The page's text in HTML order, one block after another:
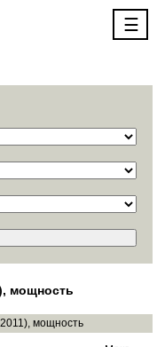
☰
мощность
мощность